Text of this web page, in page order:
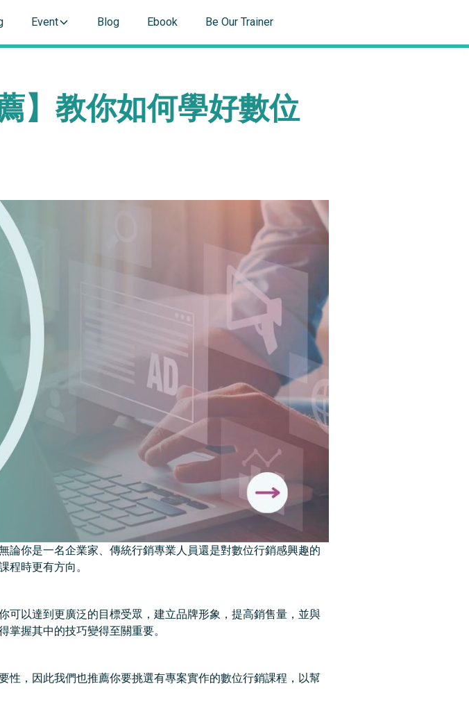
Event Blog Ebook Be Our Trainer
】教你如何學好數位
你是一名企業家、傳統行銷專業人員還是對數位行銷感興趣的
程時更有方向。
可以達到更廣泛的目標受眾，建立品牌形象，提高銷售量，並與
握其中的技巧變得至關重要。
性，因此我們也推薦你要挑選有專案實作的數位行銷課程，以幫